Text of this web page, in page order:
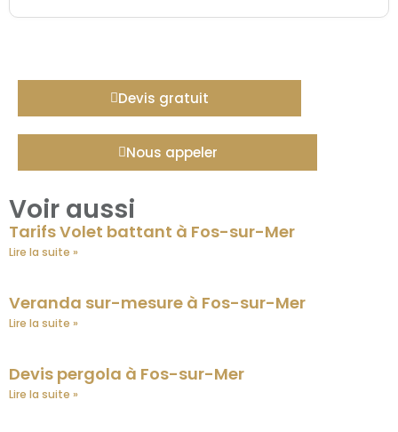
Devis gratuit
Nous appeler
Voir aussi
Tarifs Volet battant à Fos-sur-Mer
Lire la suite »
Veranda sur-mesure à Fos-sur-Mer
Lire la suite »
Devis pergola à Fos-sur-Mer
Lire la suite »